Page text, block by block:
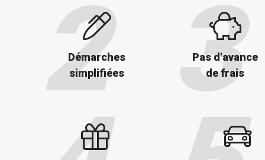
Démarches
simplifiées
Pas d'avance
de frais